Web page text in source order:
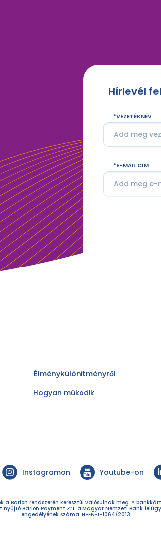
Hírlevél
VEZETÉKNÉV
E-MAIL CÍM
Élménykülönítményről
Hogyan működik
Instagramon Youtube-on
a Barion rendszerén keresztül valósulnak meg. A
Barion Payment Zrt. a Magyar Nemzeti Bank
engedélyének száma: H-EN-I-1064/2013.